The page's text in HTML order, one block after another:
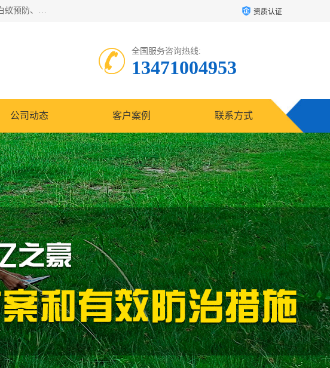
广西亿之豪有害生物防治服务有限公司是一家白蚁防治公司；提供南宁地区的白蚁防治、灭蟑螂、除四害、除白蚁、白蚁预防、消毒等服务，广西亿之豪有害生物防治服务有限公司专业灭蟑螂,灭鼠,除四害,服务上门,安全环保,售后保障,一次消杀，竭诚为您服务. 资质认证
全国服务咨询热线:
13471004953
公司动态 客户案例 联系方式